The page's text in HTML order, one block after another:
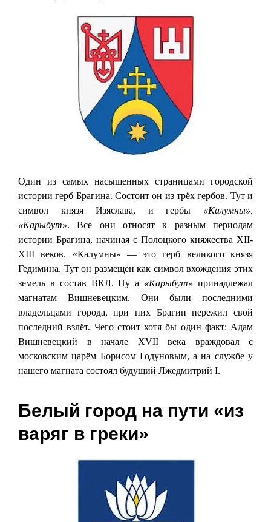
Один из самых насыщенных страницами городской
истории герб Брагина. Состоит он из трёх гербов. Тут и
символ князя Изяслава, и гербы «Калумны»,
«Карыбут». Все они относят к разным периодам
истории Брагина, начиная с Полоцкого княжества XII-
XIII веков. «Калумны» — это герб великого князя
Гедимина. Тут он размещён как символ вхождения этих
земель в состав ВКЛ. Ну а «Карыбут» принадлежал
магнатам Вишневецким. Они были последними
владельцами города, при них Брагин пережил свой
последний взлёт. Чего стоит хотя бы один факт: Адам
Вишневецкий в начале XVII века враждовал с
московским царём Борисом Годуновым, а на службе у
нашего магната состоял будущий Лжедмитрий I.
Белый город на пути «из
варяг в греки»